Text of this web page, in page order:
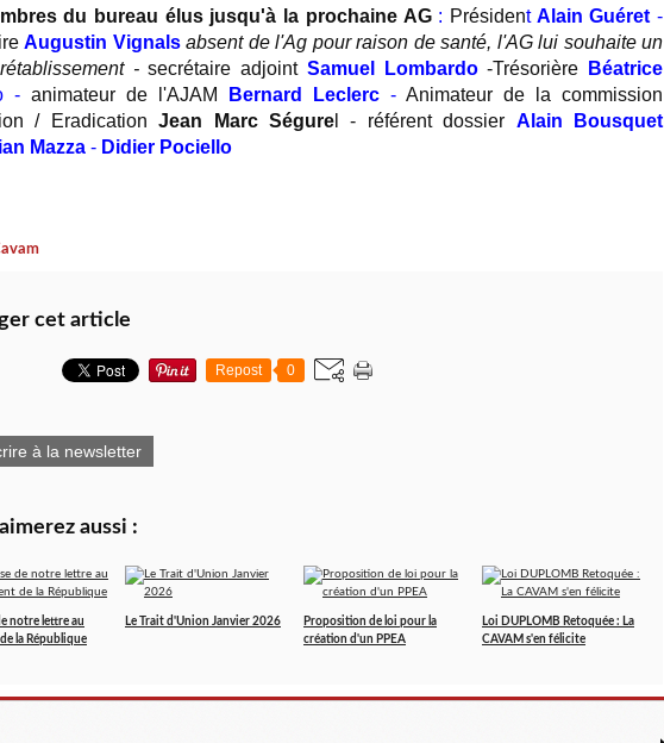
du bureau élus jusqu'à la prochaine AG: PrésidentAlain Guéret -
Augustin Vignals absent de l'Ag pour raison de santé, l'AG lui souhaite un
-secrétaire adjoint Samuel Lombardo-Trésorière
Béatrice
- animateur de l'AJAM Bernard Leclerc - Animateur de la commission
/ EradicationJean Marc Ségure l - référent dossier Alain Bousquet
Mazza - Didier Pociello
cet article
Repost 0
à la newsletter
aussi :
notre lettre au
la République
Le Trait d'Union Janvier 2026
Proposition de loi pour la
création d'un PPEA
Loi DUPLOMB Retoquée : La
CAVAM s'en félicite